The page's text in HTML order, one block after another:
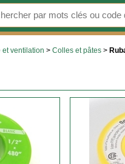
et ventilation > Colles et pâtes >